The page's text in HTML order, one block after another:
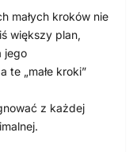
małych kroków nie
większy plan,
jego
te „małe kroki”
z każdej